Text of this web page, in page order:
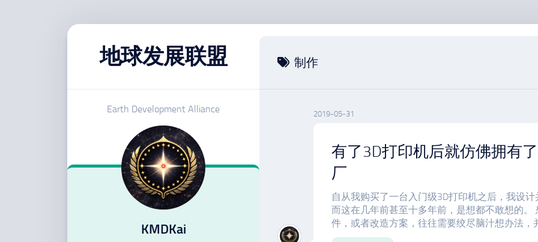
地球发展联盟
Earth Development Alliance
KMDKai
制作
2019-05-31
有了3D打印机后就仿佛拥有
厂
自从我购买了一台入门级3D打印机之后，我设计
而这在几年前甚至十多年前，是想都不敢想的。
件，或者改造方案，往往需要绞尽脑汁想办法，